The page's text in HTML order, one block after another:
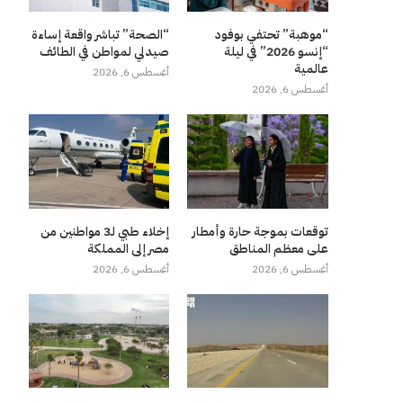
“موهبة” تحتفي بوفود
“إنسو 2026” في ليلة
عالمية
أغسطس 6, 2026
“الصحة” تباشر واقعة إساءة
صيدلي لمواطن في الطائف
أغسطس 6, 2026
توقعات بموجة حارة وأمطار
على معظم المناطق
أغسطس 6, 2026
إخلاء طبي لـ3 مواطنين من
مصر إلى المملكة
أغسطس 6, 2026